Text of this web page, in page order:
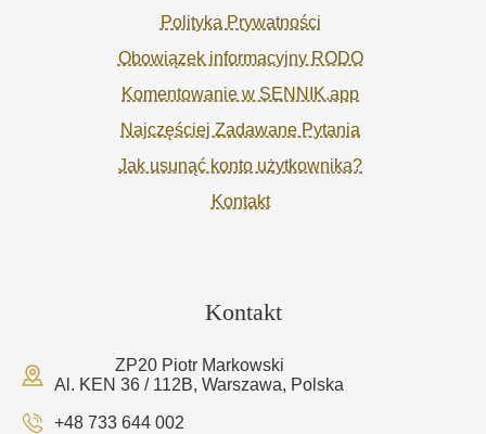
Polityka Prywatności
Obowiązek informacyjny RODO
Komentowanie w SENNIK.app
Najczęściej Zadawane Pytania
Jak usunąć konto użytkownika?
Kontakt
Kontakt
ZP20 Piotr Markowski
Al. KEN 36 / 112B, Warszawa, Polska
+48 733 644 002